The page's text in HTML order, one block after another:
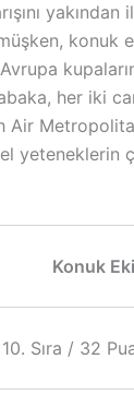
yakından
konuk
her iki
Konuk
10. Sıra / 32